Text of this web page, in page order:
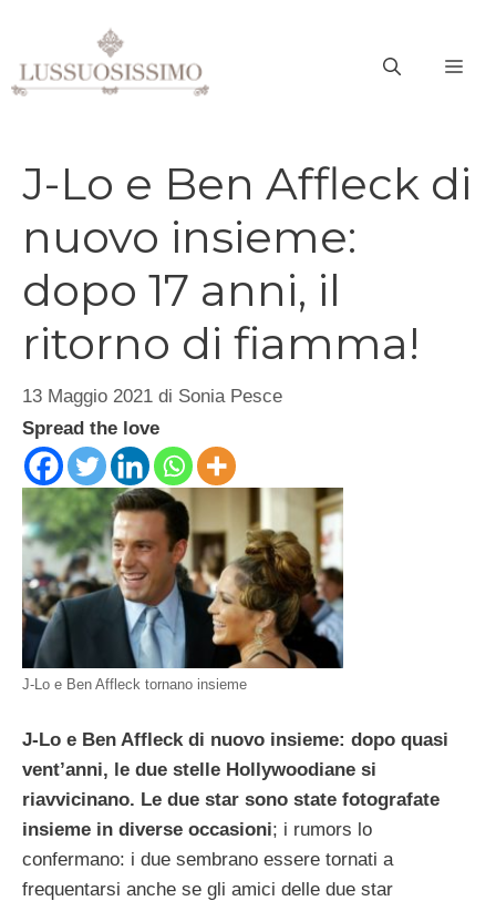
contenuto
J-Lo e Ben Affleck di
nuovo insieme:
dopo 17 anni, il
ritorno di fiamma!
13 Maggio 2021 di Sonia Pesce
Spread the love
J-Lo e Ben Affleck tornano insieme
J-Lo e Ben Affleck di nuovo insieme: dopo quasi
vent’anni, le due stelle Hollywoodiane si
riavvicinano. Le due star sono state fotografate
insieme in diverse occasioni; i rumors lo
confermano: i due sembrano essere tornati a
frequentarsi anche se gli amici delle due star